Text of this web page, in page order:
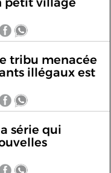
tribu menacée
illégaux est
série qui